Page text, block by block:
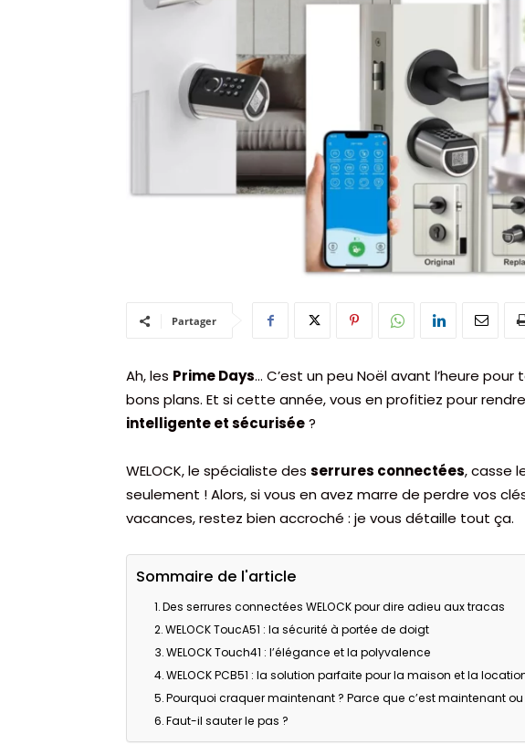
Partager
Ah, les Prime Days… C’est un peu Noël avant l’heure
bons plans. Et si cette année, vous en profitiez pour
intelligente et sécurisée?
WELOCK, le spécialiste des serrures connectées, casse
seulement ! Alors, si vous en avez marre de perdre vos
vacances, restez bien accroché : je vous détaille tout ça.
Sommaire de l'article
Des serrures connectées WELOCK pour dire adieu aux tracas
WELOCK ToucA51 : la sécurité à portée de doigt
WELOCK Touch41 : l’élégance et la polyvalence
WELOCK PCB51 : la solution parfaite pour la maison et la
Pourquoi craquer maintenant ? Parce que c’est maintenant
Faut-il sauter le pas ?